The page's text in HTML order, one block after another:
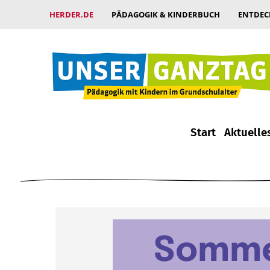
HERDER.DE PÄDAGOGIK & KINDERBUCH
Start